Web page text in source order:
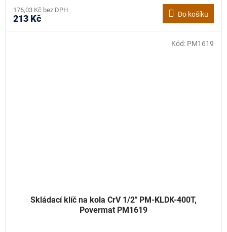
176,03 Kč bez DPH
213 Kč Do košíku
Skládací klíč na kola CrV 1/2" PM-KLDK-400T,
Povermat PM1619
Kód: PM1619